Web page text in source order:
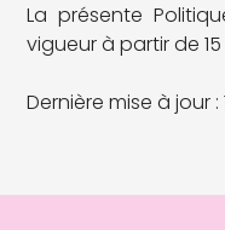
La présente
vigueur à partir de
Dernière mise à jour